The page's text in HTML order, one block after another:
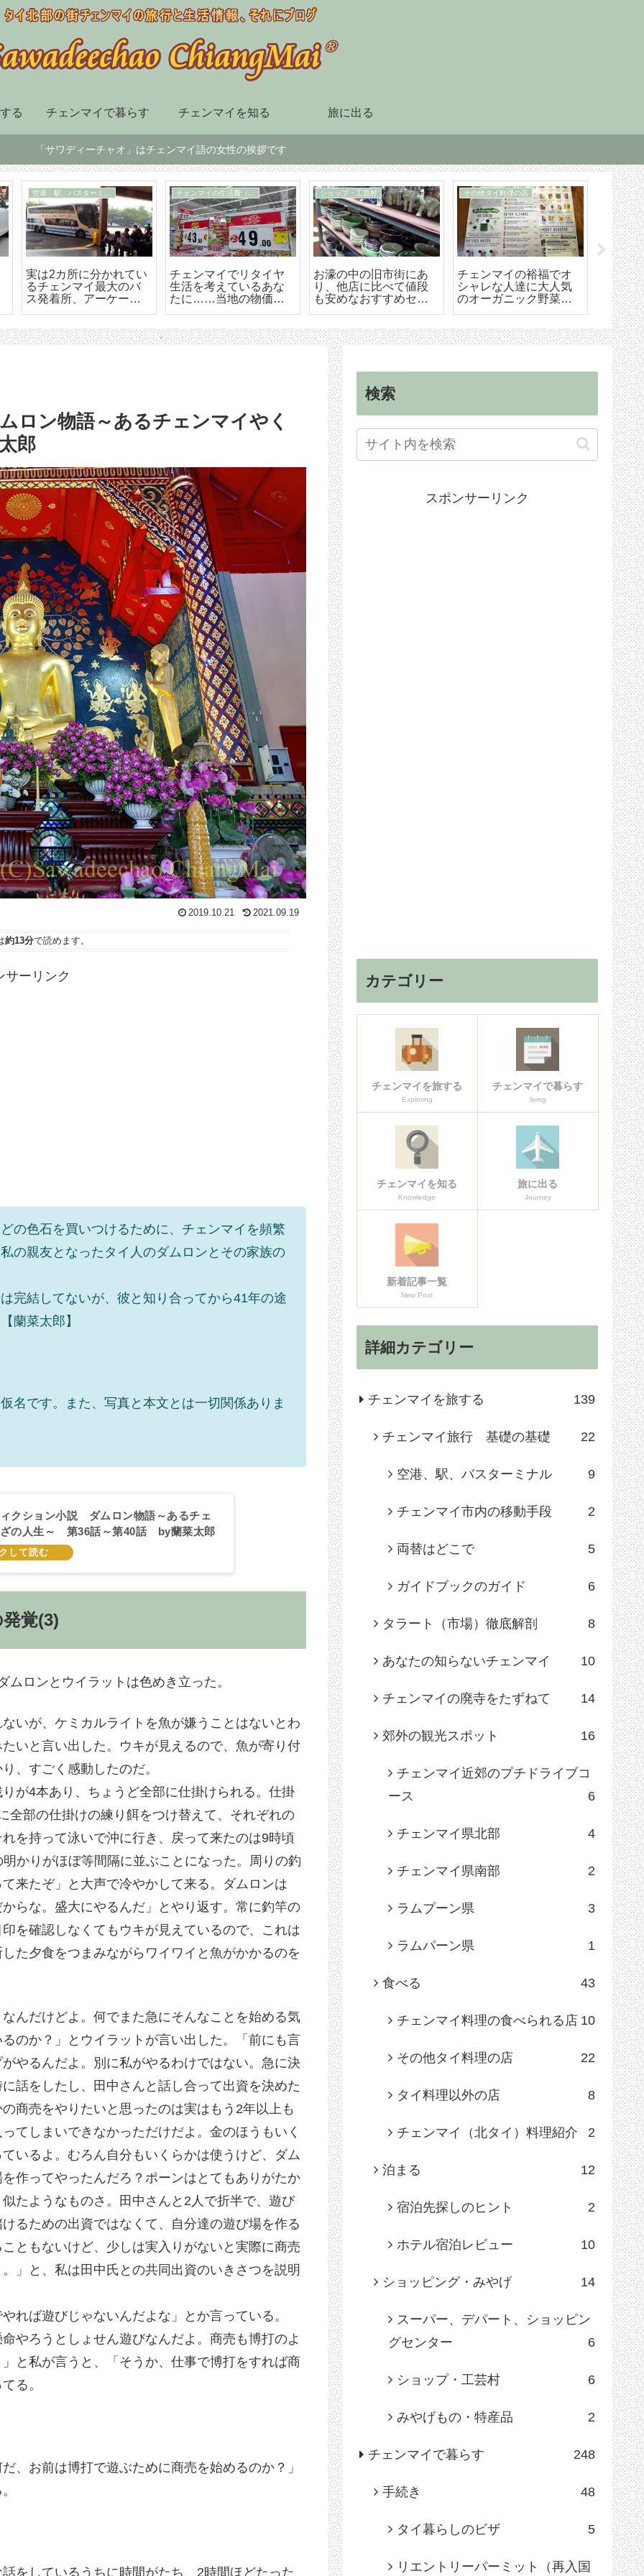
る チェンマイで暮らす チェンマイを知る 旅に出る
「サワディーチャオ」はチェンマイ語の女性の挨拶です
チェンマイ市内の移動手段
BTSも地下鉄もないチ
ェンマイはソンテウで
の移動が便利で楽しい
スーパー、デパート、ショッピングセンター
チェンマイ最大の高級
のショッピングセンタ
ー「セントラルフェス
90日レポート
「90日レポート」を提
出する
タイ暮らしのビザ
チェンマイ（タイ）長
期滞在生活のためのリ
タイヤメント（NON-
【
マイ空
ド 降
ら市内
手続き
ン物語～あるチェンマイやく
郎
2019.10.21 2021.09.19
約13分で読めます。
サーリンク
の色石を買いつけるために、チェンマイを頻繁
の親友となったタイ人のダムロンとその家族の
完結してないが、彼と知り合ってから41年の途
蘭菜太郎】
名です。また、写真と本文とは一切関係ありま
クション小説 ダムロン物語～あるチェ
ざの人生～ 第36話～第40話 by蘭菜太郎
覚(3)
ロンとウイラットは色めき立った。
いが、ケミカルライトを魚が嫌うことはないとわ
いと言い出した。ウキが見えるので、魚が寄り付
、すごく感動したのだ。
が4本あり、ちょうど全部に仕掛けられる。仕掛
全部の仕掛けの練り餌をつけ替えて、それぞれの
を持って泳いで沖に行き、戻って来たのは9時頃
かりがほぼ等間隔に並ぶことになった。周りの釣
来たぞ」と大声で冷やかして来る。ダムロンは
らな。盛大にやるんだ」とやり返す。常に釣竿の
を確認しなくてもウキが見えているので、これは
た夕食をつまみながらワイワイと魚がかかるのを
んだけどよ。何でまた急にそんなことを始める気
のか？」とウイラットが言い出した。「前にも言
やるんだよ。別に私がやるわけではない。急に決
話をしたし、田中さんと話し合って出資を決めた
商売をやりたいと思ったのは実はもう2年以上も
てしまいできなかっただけだよ。金のほうもいく
いるよ。むろん自分もいくらかは使うけど、ダム
作ってやったんだろ？ポーンはとてもありがたか
たようなものさ。田中さんと2人で折半で、遊び
るための出資ではなくて、自分達の遊び場を作る
ともないけど、少しは実入りがないと実際に商売
」と、私は田中氏との共同出資のいきさつを説明
れば遊びじゃないんだよな」とか言っている。
やろうとしょせん遊びなんだよ。商売も博打のよ
と私が言うと、「そうか、仕事で博打をすれば商
る。
、お前は博打で遊ぶために商売を始めるのか？」
をしているうちに時間がたち、2時間ほどたった
検索
スポンサーリンク
カテゴリー
チェンマイを旅する
Exploring
チェンマイで暮らす
living
チェンマイを知る
Knowledge
旅に出る
Journey
新着記事一覧
New Post
詳細カテゴリー
チェンマイを旅する 139
チェンマイ旅行 基礎の基礎 22
空港、駅、バスターミナル 9
チェンマイ市内の移動手段 2
両替はどこで 5
ガイドブックのガイド 6
タラート（市場）徹底解剖 8
あなたの知らないチェンマイ 10
チェンマイの廃寺をたずねて 14
郊外の観光スポット 16
チェンマイ近郊のプチドライブコ
ース
6
チェンマイ県北部 4
チェンマイ県南部 2
ラムプーン県 3
ラムパーン県 1
食べる 43
チェンマイ料理の食べられる店 10
その他タイ料理の店 22
タイ料理以外の店 8
チェンマイ（北タイ）料理紹介 2
泊まる 12
宿泊先探しのヒント 2
ホテル宿泊レビュー 10
ショッピング・みやげ 14
スーパー、デパート、ショッピン
グセンター
6
ショップ・工芸村 6
みやげもの・特産品 2
チェンマイで暮らす 248
手続き 48
タイ暮らしのビザ 5
リエントリーパーミット（再入国